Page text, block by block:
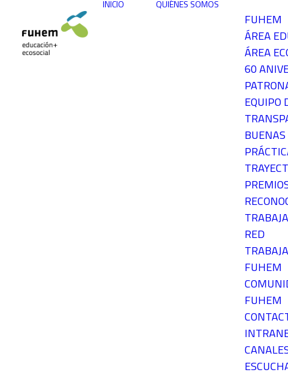
INICIO QUIÉNES SOMOS
FUHEM
ÁREA
ÁREA
60
EQUIPO
BUENAS
RED
FUHEM
FUHEM